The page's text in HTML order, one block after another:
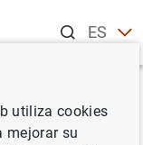
ESEN
en
utiliza cookies
mejorar su